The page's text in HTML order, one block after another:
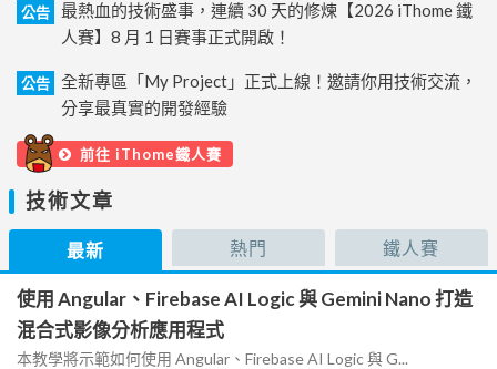
公告
最熱血的技術盛事，連續 30 天的修煉【2026 iThome 鐵
人賽】8 月 1 日賽事正式開啟！
公告
全新專區「My Project」正式上線！邀請你用技術交流，
分享最真實的開發經驗
前往 iThome鐵人賽
技術文章
最新 熱門 鐵人賽
使用 Angular、Firebase AI Logic 與 Gemini Nano 打造
混合式影像分析應用程式
本教學將示範如何使用 Angular、Firebase AI Logic 與 G...